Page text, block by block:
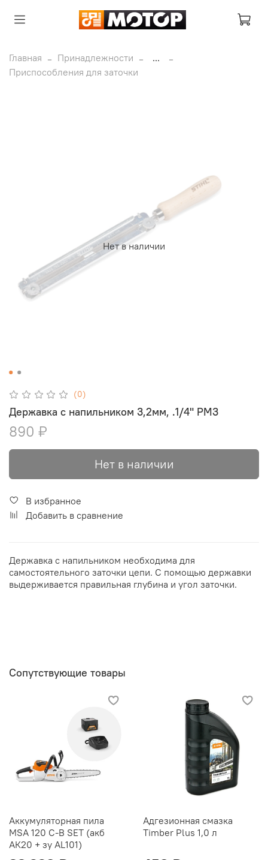
Главная Принадлежности
...
Приспособления для заточки
Нет в наличии
(0)
Державка с напильником 3,2мм, .1/4" РМ3
890 ₽
Нет в наличии
В избранное
Добавить в сравнение
Державка с напильником необходима для
самостоятельного заточки цепи. С помощью державки
выдерживается правильная глубина и угол заточки.
Сопутствующие товары
Аккумуляторная пила
MSA 120 C-B SET (акб
АК20 + зу AL101)
Адгезионная смазка
Timber Plus 1,0 л